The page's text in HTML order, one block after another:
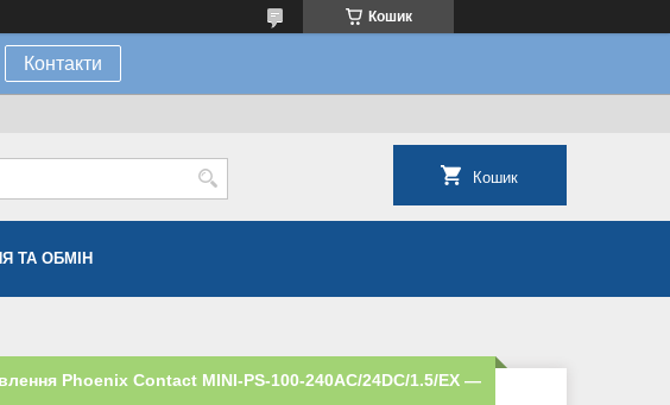
Кошик
Контакти
Кошик
ТА ОБМІН
Phoenix Contact MINI-PS-100-240AC/24DC/1.5/EX —